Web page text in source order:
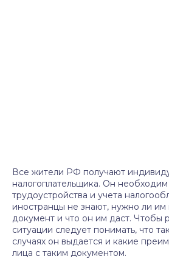
Все жители РФ получают
налогоплательщика. Он
трудоустройства и учета
иностранцы не знают, нужно ли им
документ и что он им даст. Чтобы
ситуации следует понимать, что
случаях он выдается и какие
лица с таким документом.